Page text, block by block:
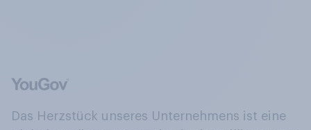
Das Herzstück unseres Unternehmens ist eine